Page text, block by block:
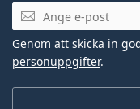
Mejladress
Genom att skicka in
personuppgifter.